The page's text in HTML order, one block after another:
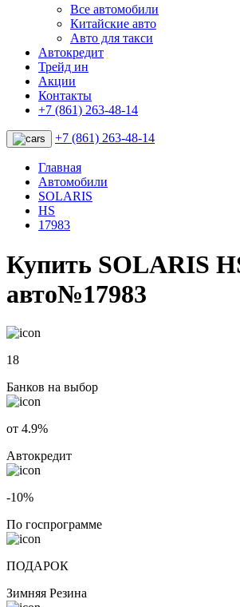
Все автомобили
Китайские авто
Авто для такси
Автокредит
Трейд ин
Акции
Контакты
+7 (861) 263-48-14
+7 (861) 263-48-14
Главная
Автомобили
SOLARIS
HS
17983
Купить SOLARIS
авто№17983
18
Банков на выбор
от 4.9%
Автокредит
-10%
По госпрограмме
ПОДАРОК
Зимняя Резина